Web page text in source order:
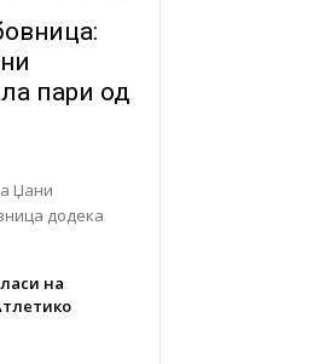
пари од
Џани
додека
на